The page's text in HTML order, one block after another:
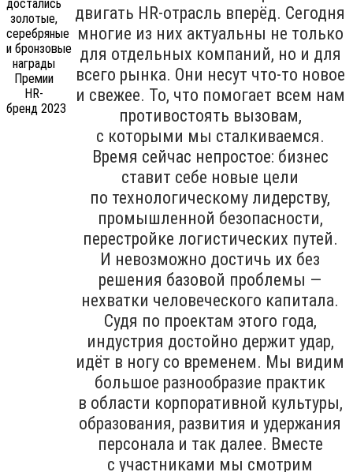
двигать HR-отрасль вперёд. Сегодня
многие из них актуальны не только
для отдельных компаний, но и для
всего рынка. Они несут что-то новое
и свежее. То, что помогает всем нам
противостоять вызовам,
с которыми мы сталкиваемся.
Время сейчас непростое: бизнес
ставит себе новые цели
по технологическому лидерству,
промышленной безопасности,
перестройке логистических путей.
И невозможно достичь их без
решения базовой проблемы —
нехватки человеческого капитала.
Судя по проектам этого года,
индустрия достойно держит удар,
идёт в ногу со временем. Мы видим
большое разнообразие практик
в области корпоративной культуры,
образования, развития и удержания
персонала и так далее. Вместе
с участниками мы смотрим